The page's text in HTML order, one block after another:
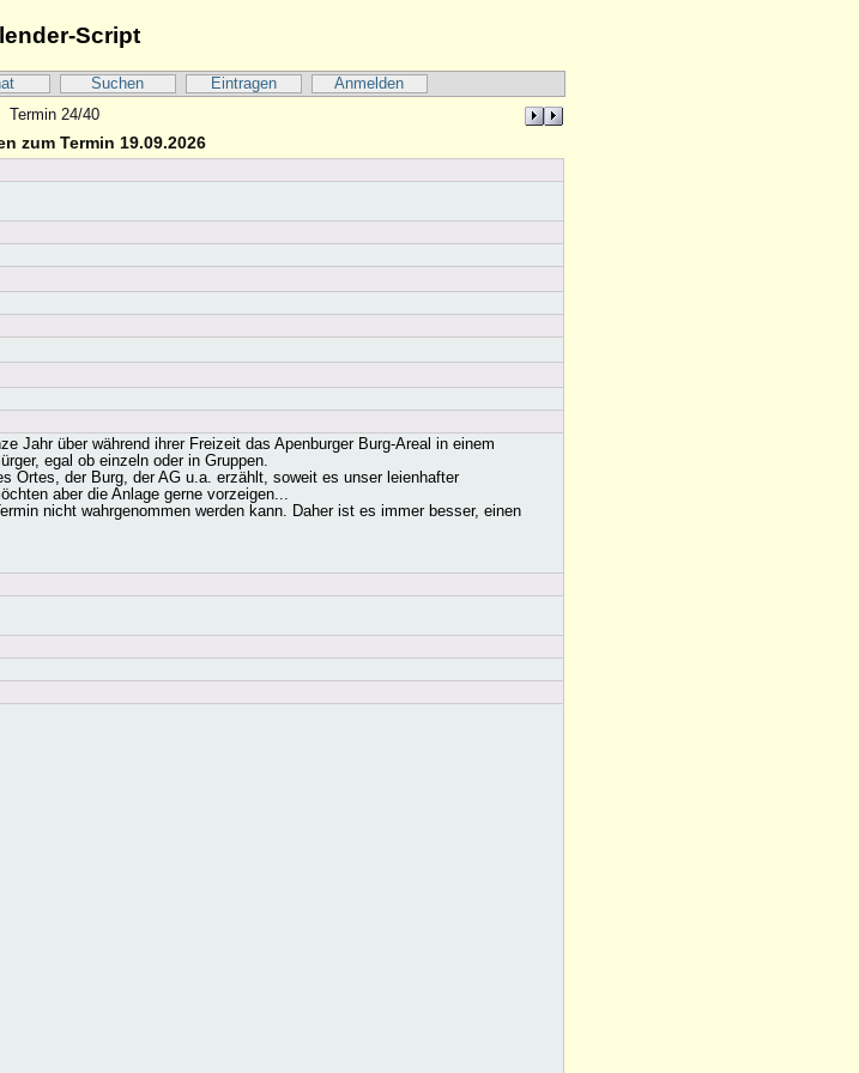
Script
Suchen Eintragen
Anmelden
Termin 24/40
zum Termin 19.09.2026
Jahr über während ihrer Freizeit das Apenburger Burg-Areal in einem
egal ob einzeln oder in Gruppen.
Ortes, der Burg, der AG u.a. erzählt, soweit es unser leienhafter
aber die Anlage gerne vorzeigen...
nicht wahrgenommen werden kann. Daher ist es immer besser, einen